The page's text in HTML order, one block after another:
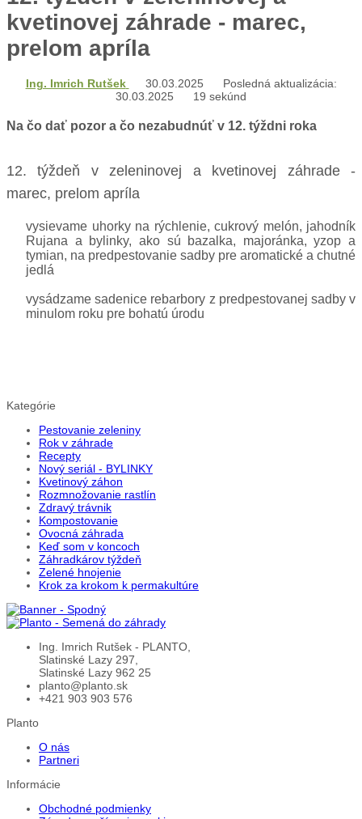
kvetinovej záhrade - marec,
prelom apríla
Ing. Imrich Rutšek 30.03.2025
Posledná aktualizácia:
30.03.2025
19 sekúnd
Na čo dať pozor a čo nezabudnúť v 12. týždni roka
12. týždeň v zeleninovej a kvetinovej záhrade -
marec, prelom apríla
vysievame uhorky na rýchlenie, cukrový melón, jahodník
Rujana a bylinky, ako sú bazalka, majoránka, yzop a
tymian, na predpestovanie sadby pre aromatické a chutné
jedlá
vysádzame sadenice rebarbory z predpestovanej sadby v
minulom roku pre bohatú úrodu
Kategórie
Pestovanie zeleniny
Rok v záhrade
Recepty
Nový seriál - BYLINKY
Kvetinový záhon
Rozmnožovanie rastlín
Zdravý trávnik
Kompostovanie
Ovocná záhrada
Keď som v koncoch
Záhradkárov týždeň
Zelené hnojenie
Krok za krokom k permakultúre
Ing. Imrich Rutšek - PLANTO,
Slatinské Lazy 297,
Slatinské Lazy 962 25
planto@planto.sk
+421 903 903 576
Planto
O nás
Partneri
Informácie
Obchodné podmienky